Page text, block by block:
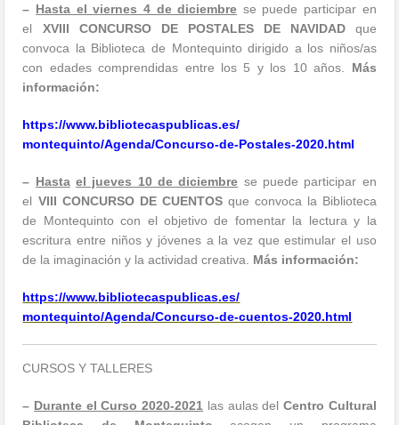
– Hasta el viernes 4 de diciembre se puede participar en
el XVIII CONCURSO DE POSTALES DE NAVIDADque
convoca la Biblioteca de Montequinto dirigido a los niños/as
con edades comprendidas entre los 5 y los 10 años. Más
información:
https://www.bibliotecaspublicas.es/
montequinto/Agenda/Concurso-de-Postales-2020.html
– Hasta el jueves 10 de diciembre se puede participar en
el VIII CONCURSO DE CUENTOSque convoca la Biblioteca
de Montequinto con el objetivo de fomentar la lectura y la
escritura entre niños y jóvenes a la vez que estimular el uso
de la imaginación y la actividad creativa. Más información:
https://www.bibliotecaspublicas.es/
montequinto/Agenda/Concurso-de-cuentos-2020.html
CURSOS Y TALLERES
– Durante el Curso 2020-2021 las aulas del Centro Cultural